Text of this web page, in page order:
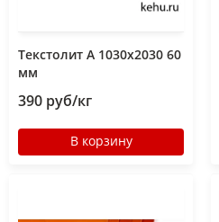
Текстолит А 1030х2030 60
мм
390 руб/кг
В корзину